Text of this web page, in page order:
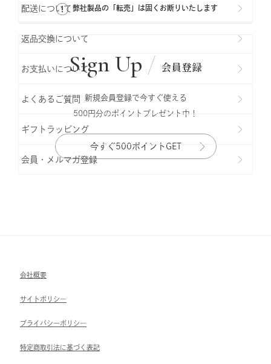
配送について
返品交換について
お支払いについて
よくあるご質問
ギフトラッビング
会員・メルマガ登録
弊社製品の「転売」は固くお断りいたします
Sign Up 会員登録
新規会員登録で今すぐ使える
500円分のポイントプレゼント中！
今すぐ500ポイントGET
会社概要
サイトポリシ―
ブライパシーポリシ―
特定商取引法に基づく表記